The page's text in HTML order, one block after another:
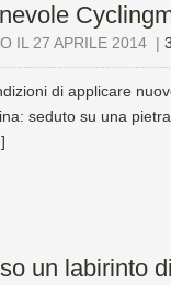
IL 27 APRILE 2014 |
di applicare
seduto su una
un labirinto